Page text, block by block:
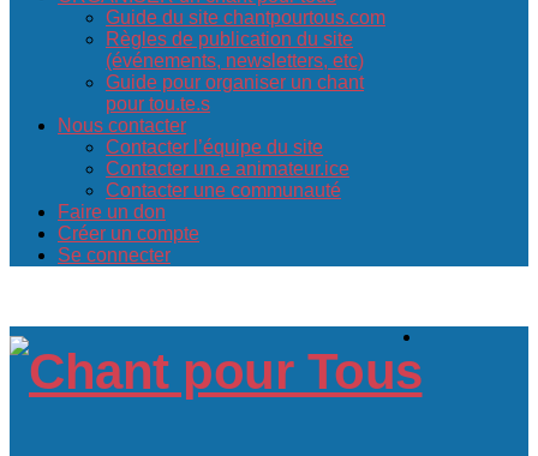
Guide du site chantpourtous.com
Règles de publication du site
(événements, newsletters, etc)
Guide pour organiser un chant
pour tou.te.s
Nous contacter
Contacter l’équipe du site
Contacter un.e animateur.ice
Contacter une communauté
Faire un don
Créer un compte
Se connecter